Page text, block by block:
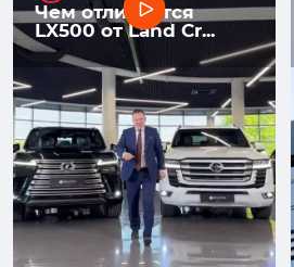
Чем отличается
LX500 от Land Cr...